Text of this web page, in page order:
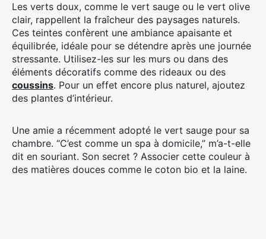
Les verts doux, comme le vert sauge ou le vert olive
clair, rappellent la fraîcheur des paysages naturels.
Ces teintes confèrent une ambiance apaisante et
équilibrée, idéale pour se détendre après une journée
stressante. Utilisez-les sur les murs ou dans des
éléments décoratifs comme des rideaux ou des
coussins. Pour un effet encore plus naturel, ajoutez
des plantes d’intérieur.
Une amie a récemment adopté le vert sauge pour sa
chambre. “C’est comme un spa à domicile,” m’a-t-elle
dit en souriant. Son secret ? Associer cette couleur à
des matières douces comme le coton bio et la laine.